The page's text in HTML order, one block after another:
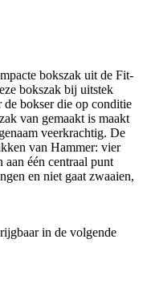
bokszak uit de Fit-
bokszak bij uitstek
bokser die op conditie
van gemaakt is maakt
veerkrachtig. De
van Hammer: vier
één centraal punt
en niet gaat zwaaien,
in de volgende